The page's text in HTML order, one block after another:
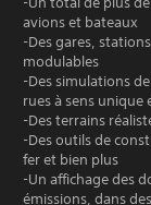
avions et bateaux
-Des gares,
modulables
-Des simulations
rues à sens unique
-Des terrains
-Des outils de
fer et bien plus
-Un affichage des
émissions, dans